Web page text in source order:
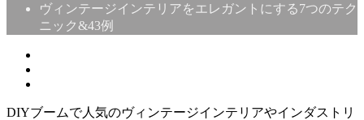
ヴィンテージインテリアをエレガントにする7つのテク
ニック&43例
DIYブームで人気のヴィンテージインテリアやインダストリ